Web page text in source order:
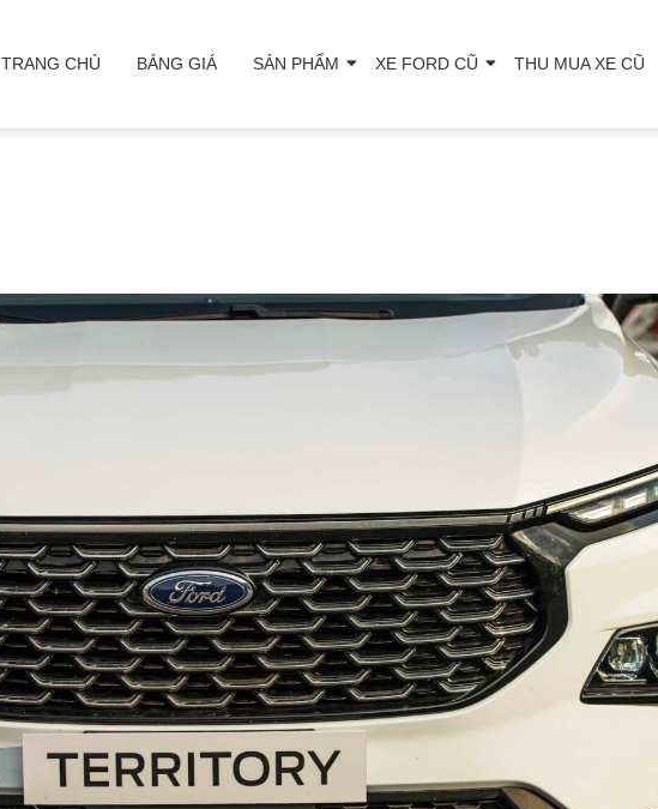
TRANG CHỦ BẢNG GIÁ SẢN PHẨM XE FORD CŨ THU MUA XE CŨ